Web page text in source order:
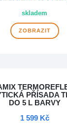
skladem
ZOBRAZIT
PŘÍSADA
DO 5 L BARVY
1 599 Kč